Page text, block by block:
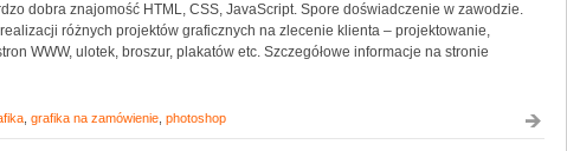
dobra znajomość HTML, CSS, JavaScript. Spore doświadczenie w zawodzie.
różnych projektów graficznych na zlecenie klienta – projektowanie,
WWW, ulotek, broszur, plakatów etc. Szczegółowe informacje na stronie
grafika na zamówienie photoshop